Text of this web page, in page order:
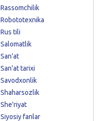
Rassomchilik
Robototexnika
Rus tili
Salomatlik
San'at
San'at tarixi
Savodxonlik
Shaharsozlik
She'riyat
Siyosiy fanlar